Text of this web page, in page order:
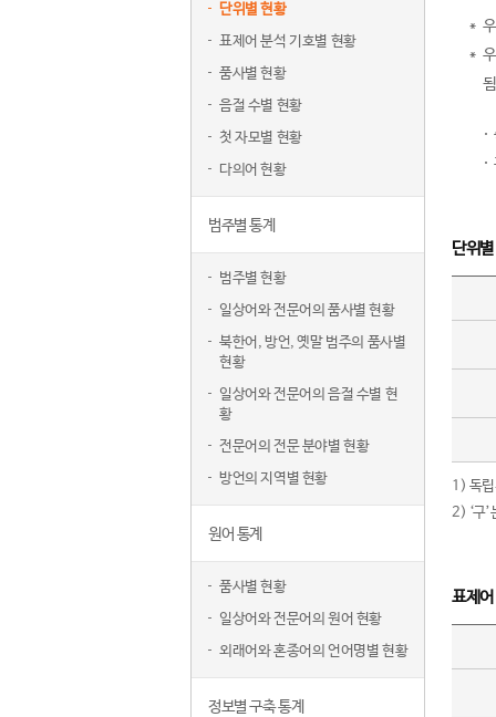
단위별 현황
표제어 분석 기호별 현황
품사별 현황
음절 수별 현황
첫 자모별 현황
다의어 현황
범주별 통계
범주별 현황
일상어와 전문어의 품사별 현황
북한어, 방언, 옛말 범주의 품사별
현황
일상어와 전문어의 음절 수별 현
황
전문어의 전문 분야별 현황
방언의 지역별 현황
원어 통계
품사별 현황
일상어와 전문어의 원어 현황
외래어와 혼종어의 언어명별 현황
정보별 구축 통계
단위
1) 독립
2) ‘구
표제